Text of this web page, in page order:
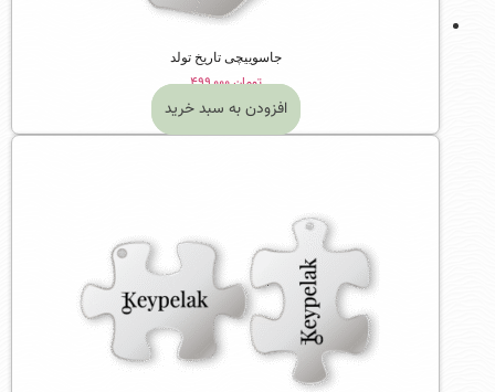
جاسوییچی تاریخ تولد
تومان۴۹۹,۰۰۰
افزودن به سبد خرید